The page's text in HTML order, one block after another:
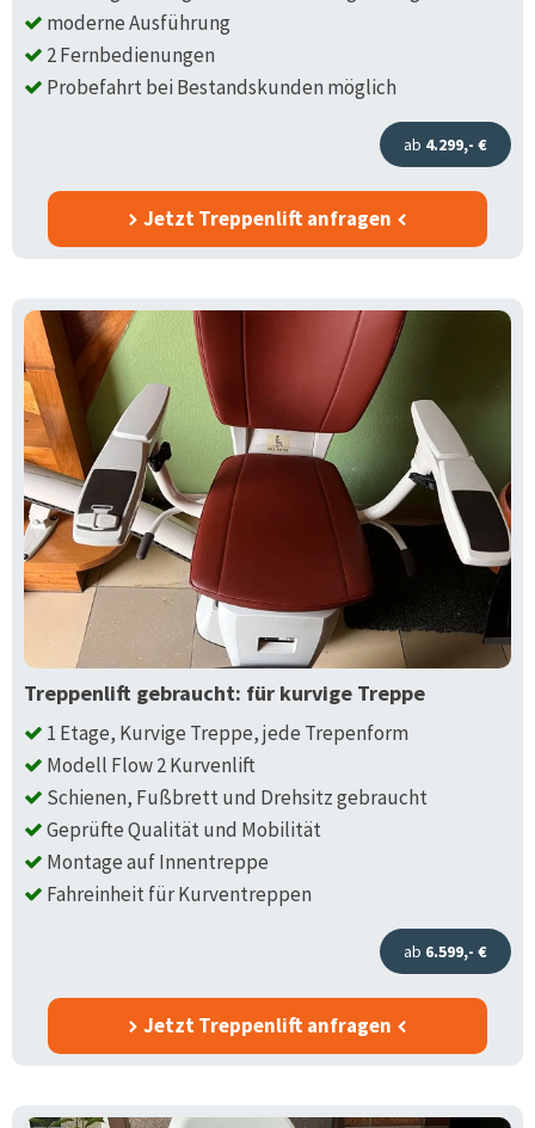
moderne Ausführung
2 Fernbedienungen
Probefahrt bei Bestandskunden möglich
ab 4.299,- €
Jetzt Treppenlift anfragen
Treppenlift gebraucht: für kurvige Treppe
1 Etage, Kurvige Treppe, jede Trepenform
Modell Flow 2 Kurvenlift
Schienen, Fußbrett und Drehsitz gebraucht
Geprüfte Qualität und Mobilität
Montage auf Innentreppe
Fahreinheit für Kurventreppen
ab 6.599,- €
Jetzt Treppenlift anfragen